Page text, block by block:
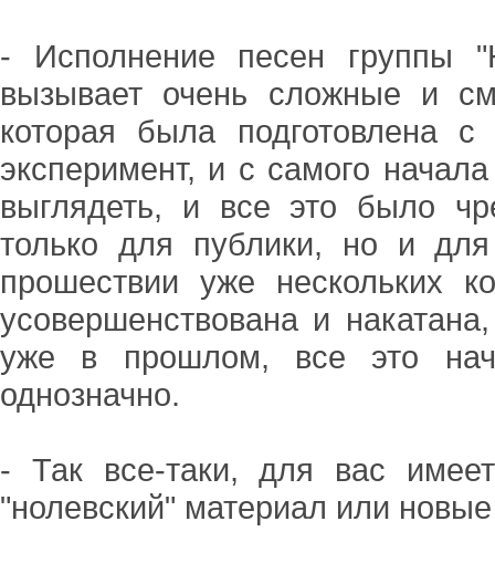
- Исполнение песен группы
вызывает очень сложные и
которая была подготовлена
эксперимент, и с самого
выглядеть, и все это было
только для публики, но и
прошествии уже нескольких
усовершенствована и
уже в прошлом, все это
однозначно.
- Так все-таки, для вас
"нолевский" материал или